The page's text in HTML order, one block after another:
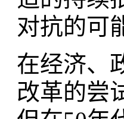
对抗的可
在经济、
改革的尝